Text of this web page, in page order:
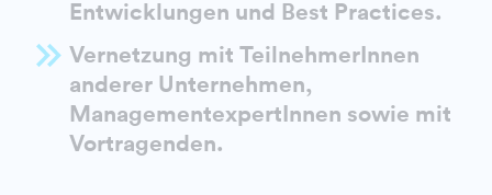
Entwicklungen und Best Practices.
Vernetzung mit TeilnehmerInnen
anderer Unternehmen,
ManagementexpertInnen sowie mit
Vortragenden.